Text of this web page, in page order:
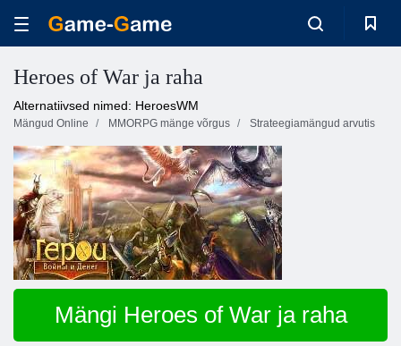
Heroes of War ja raha
Alternatiivsed nimed: HeroesWM
Mängud Online MMORPG mänge võrgus Strateegiamängud arvutis
Mängi Heroes of War ja raha